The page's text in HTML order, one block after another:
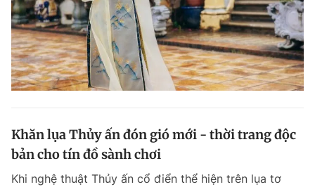
Khăn lụa Thủy ấn đón gió mới - thời trang độc
bản cho tín đồ sành chơi
Khi nghệ thuật Thủy ấn cổ điển thể hiện trên lụa tơ